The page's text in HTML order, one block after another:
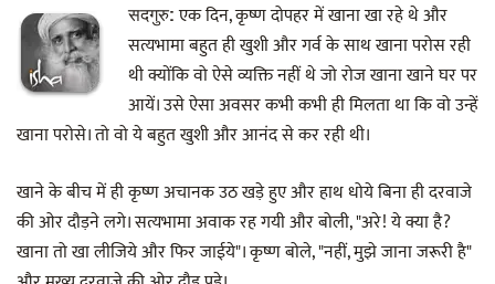
सदगुरु:एक दिन, कृष्ण दोपहर में खाना खा रहे थे और
सत्यभामा बहुत ही खुशी और गर्व के साथ खाना परोस रही
थी क्योंकि वो ऐसे व्यक्ति नहीं थे जो रोज खाना खाने घर पर
आयें। उसे ऐसा अवसर कभी कभी ही मिलता था कि वो उन्हें
खाना परोसे। तो वो ये बहुत खुशी और आनंद से कर रही थी।
खाने के बीच में ही कृष्ण अचानक उठ खड़े हुए और हाथ धोये बिना ही दरवाजे
की ओर दौड़ने लगे। सत्यभामा अवाक रह गयी और बोली, "अरे! ये क्या है?
खाना तो खा लीजिये और फिर जाईये"। कृष्ण बोले, "नहीं, मुझे जाना जरूरी है"